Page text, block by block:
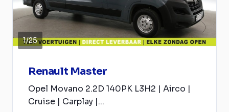
1/25
Renault Master
Opel Movano 2.2D 140PK L3H2 | Airco |
Cruise | Carplay |...